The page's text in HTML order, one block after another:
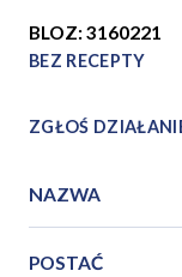
BLOZ: 3160221
BEZ RECEPTY
ZGŁOŚ
NAZWA
POSTAĆ